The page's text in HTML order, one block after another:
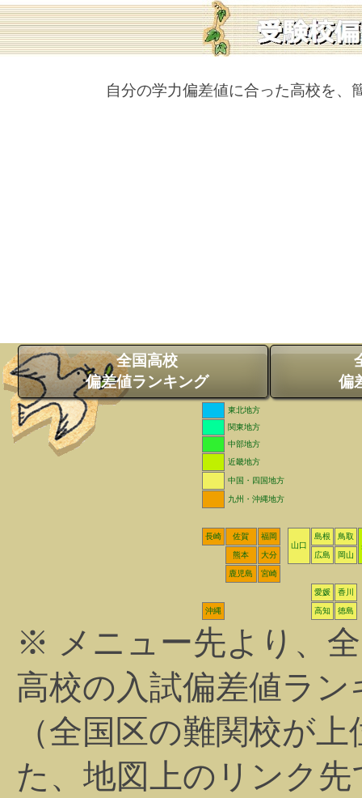
自分の学力偏差値に合った高校を、
全国高校
偏差値ランキング
偏
東北地方
関東地方
中部地方
近畿地方
中国・四国地方
九州・沖縄地方
長崎 佐賀
福岡
山口
島根
鳥取
熊本
大分 広島 岡山
鹿児島 宮崎
愛媛 香川
沖縄 高知 徳島
※ メニュー先より、
高校の入試偏差値ラ
（全国区の難関校が
た、地図上のリンク